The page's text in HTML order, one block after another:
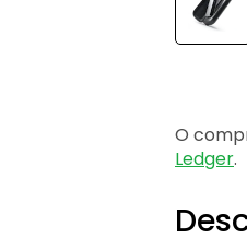
O
Ledger.